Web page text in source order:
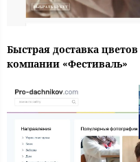
Быстрая доставка
компании «Фестиваль»